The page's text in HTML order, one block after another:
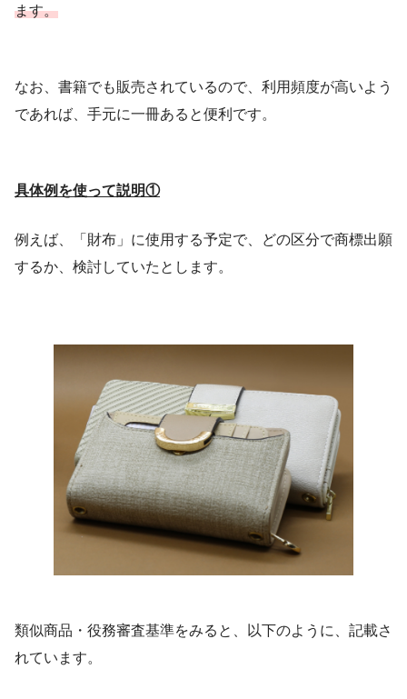
ます。
なお、書籍でも販売されているので、利用頻度が高いよう
であれば、手元に一冊あると便利です。
具体例を使って説明①
例えば、「財布」に使用する予定で、どの区分で商標出願
するか、検討していたとします。
類似商品・役務審査基準をみると、以下のように、記載さ
れています。